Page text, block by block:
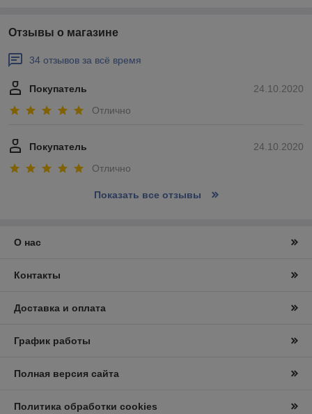
Отзывы о магазине
34 отзывов за всё время
24.10.2020
Покупатель
Отлично
24.10.2020
Покупатель
Отлично
Показать все отзывы
О нас
Контакты
Доставка и оплата
График работы
Полная версия сайта
Политика обработки cookies